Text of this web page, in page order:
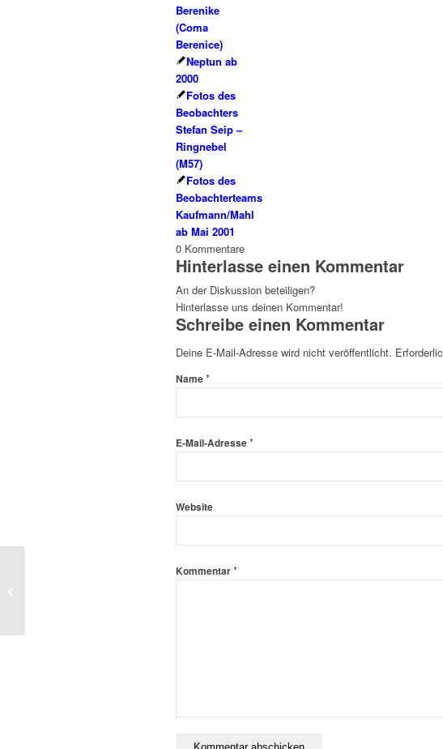
Berenike
(Coma
Berenice)
Neptun ab
2000
Fotos des
Beobachters
Stefan Seip –
Ringnebel
(M57)
Fotos des
Beobachterteams
Kaufmann/Mahl
ab Mai 2001
0 Kommentare
Hinterlasse einen Kommentar
An der Diskussion beteiligen?
Hinterlasse uns deinen Kommentar!
Schreibe einen Kommentar
Deine E-Mail-Adresse wird nicht veröffentlicht.
Name*
E-Mail-Adresse*
Website
Kommentar*
Fotos des Beobachters Willy Mahl –